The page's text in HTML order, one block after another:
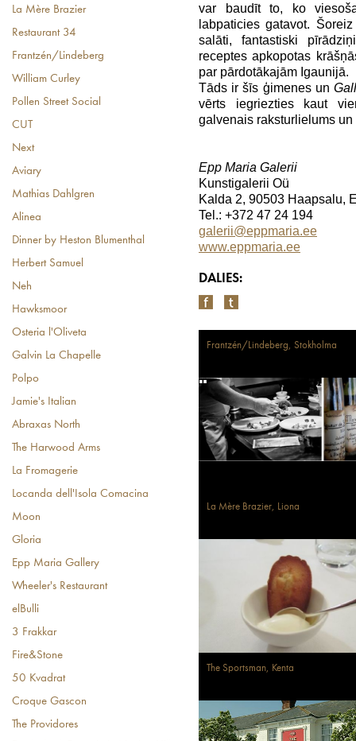
La Mère Brazier
Restaurant 34
Frantzén/Lindeberg
William Curley
Pollen Street Social
CUT
Next
Aviary
Mathias Dahlgren
Alinea
Dinner by Heston Blumenthal
Herbert Samuel
Neh
Hawksmoor
Osteria l'Oliveta
Galvin La Chapelle
Polpo
Jamie's Italian
Abraxas North
The Harwood Arms
La Fromagerie
Locanda dell'Isola Comacina
Moon
Gloria
Epp Maria Gallery
Wheeler's Restaurant
elBulli
3 Frakkar
Fire&Stone
50 Kvadrat
Croque Gascon
The Providores
var baudīt to, ko
labpaticies gatavot.
salāti, fantastiski
receptes apkopotas
par pārdotākajām Igaunijā.
Tāds ir šīs ģimenes un
vērts iegriezties kaut
galvenais raksturlielums
Epp Maria Galerii
Kunstigalerii Oü
Kalda 2, 90503 Haapsalu,
Tel.: +372 47 24 194
galerii@eppmaria.ee
www.eppmaria.ee
DALIES:
Frantzén/Lindeberg, Stokholma
La Mère Brazier, Liona
The Sportsman, Kenta